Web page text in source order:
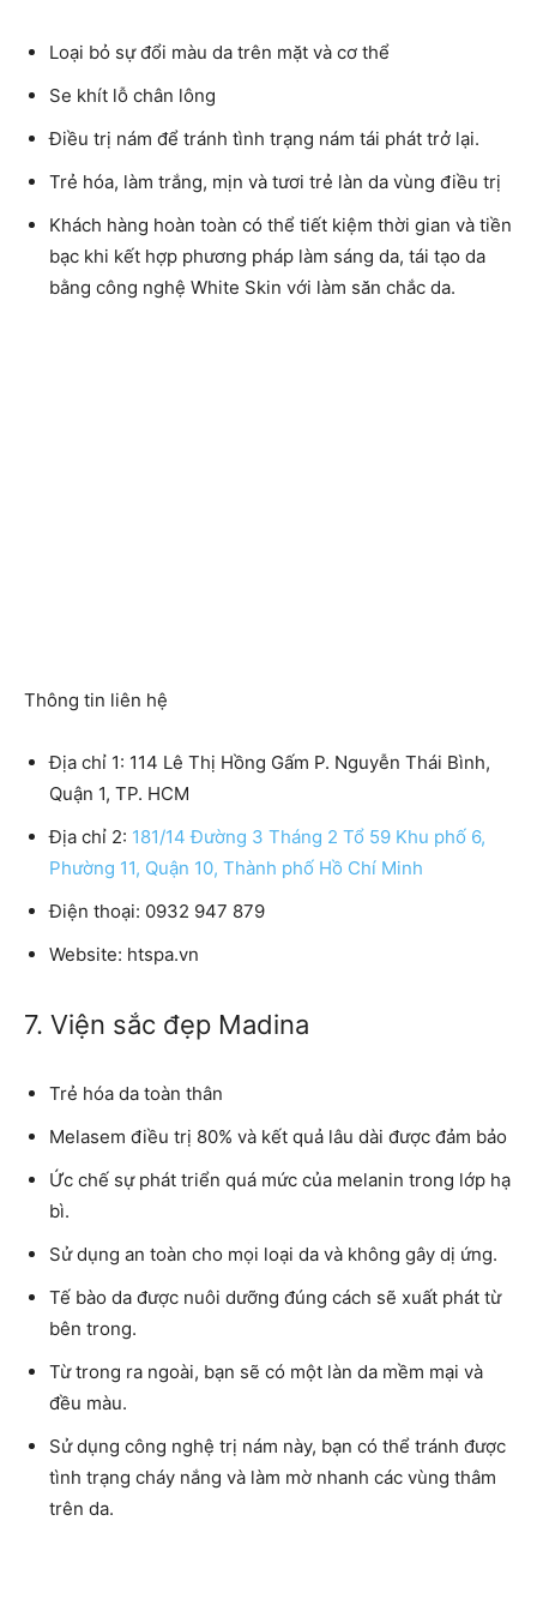
Loại bỏ sự đổi màu da trên mặt và cơ thể
Se khít lỗ chân lông
Điều trị nám để tránh tình trạng nám tái phát trở lại.
Trẻ hóa, làm trắng, mịn và tươi trẻ làn da vùng điều trị
Khách hàng hoàn toàn có thể tiết kiệm thời gian và tiền
bạc khi kết hợp phương pháp làm sáng da, tái tạo da
bằng công nghệ White Skin với làm săn chắc da.
Thông tin liên hệ
Địa chỉ 1: 114 Lê Thị Hồng Gấm P. Nguyễn Thái Bình,
Quận 1, TP. HCM
Địa chỉ 2: 181/14 Đường 3 Tháng 2 Tổ 59 Khu phố 6,
Phường 11, Quận 10, Thành phố Hồ Chí Minh
Điện thoại: 0932 947 879
Website: htspa.vn
7. Viện sắc đẹp Madina
Trẻ hóa da toàn thân
Melasem điều trị 80% và kết quả lâu dài được đảm bảo
Ức chế sự phát triển quá mức của melanin trong lớp hạ
bì.
Sử dụng an toàn cho mọi loại da và không gây dị ứng.
Tế bào da được nuôi dưỡng đúng cách sẽ xuất phát từ
bên trong.
Từ trong ra ngoài, bạn sẽ có một làn da mềm mại và
đều màu.
Sử dụng công nghệ trị nám này, bạn có thể tránh được
tình trạng cháy nắng và làm mờ nhanh các vùng thâm
trên da.